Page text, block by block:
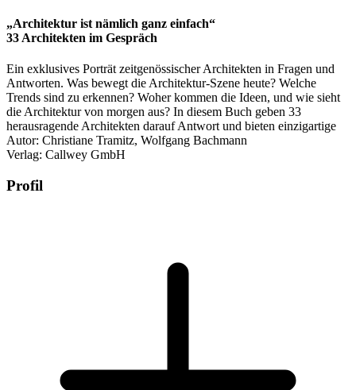
„Architektur ist nämlich ganz einfach“
33 Architekten im Gespräch
Ein exklusives Porträt zeitgenössischer Architekten in Fragen und
Antworten. Was bewegt die Architektur-Szene heute? Welche
Trends sind zu erkennen? Woher kommen die Ideen, und wie sieht
die Architektur von morgen aus? In diesem Buch geben 33
herausragende Architekten darauf Antwort und bieten einzigartige
Autor: Christiane Tramitz, Wolfgang Bachmann
Verlag: Callwey GmbH
Profil